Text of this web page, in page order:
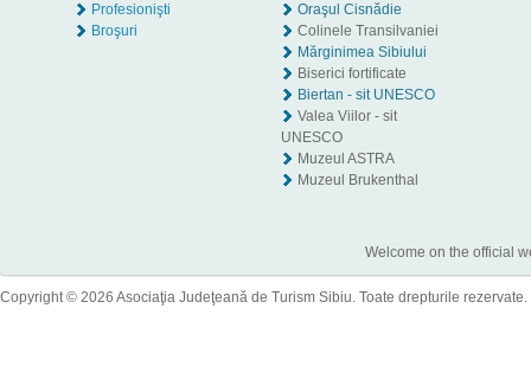
Profesionişti
Broşuri
Oraşul Cisnădie
Colinele Transilvaniei
Mărginimea Sibiului
Biserici fortificate
Biertan - sit UNESCO
Valea Viilor - sit
UNESCO
Muzeul ASTRA
Muzeul Brukenthal
Welcome on the official
Copyright © 2026 Asociaţia Judeţeană de Turism Sibiu. Toate drepturile rezervate.